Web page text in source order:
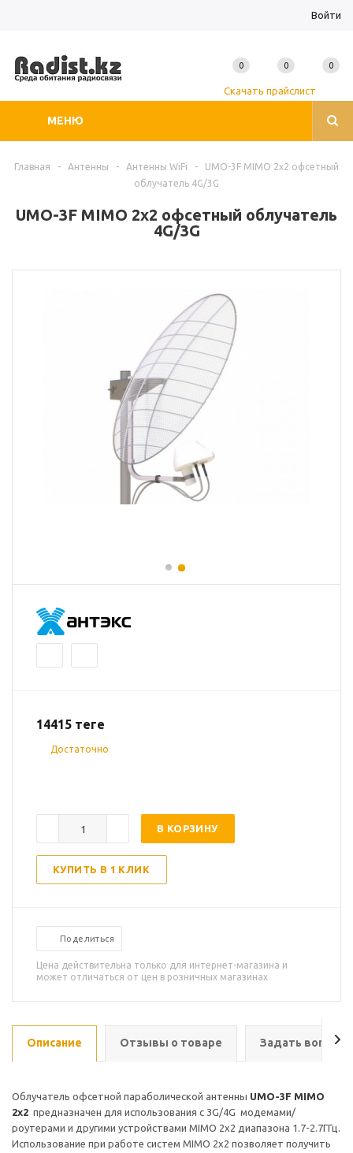
Войти
МЕНЮ
Скачать прайслист
0 0 0
Главная - Антенны - Антенны WiFi -
UMO-3F MIMO 2x2 офсетный
облучатель 4G/3G
UMO-3F MIMO 2x2 офсетный облучатель
4G/3G
14415 теңге
Достаточно
В КОРЗИНУ
КУПИТЬ В 1 КЛИК
Поделиться
Цена действительна только для интернет-магазина и
может отличаться от цен в розничных магазинах
Описание Отзывы о товаре Задать вопрос
Облучатель офсетной параболической антенны UMO-3F MIMO
2x2 предназначен для использования с 3G/4G модемами/
роутерами и другими устройствами MIMO 2х2 диапазона 1.7-2.7ГГц.
Использование при работе систем MIMO 2x2 позволяет получить